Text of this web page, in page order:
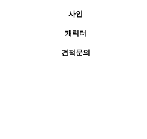
사인
캐릭터
견적문의